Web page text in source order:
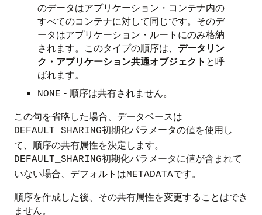
のデータはアプリケーション・コンテナ内の
すべてのコンテナに対して同じです。そのデ
ータはアプリケーション・ルートにのみ格納
されます。このタイプの順序は、 データリン
ク・アプリケーション共通オブジェクト と呼
ばれます。
NONE - 順序は共有されません。
この句を省略した場合、データベースは
DEFAULT_SHARING初期化パラメータの値を使用し
て、順序の共有属性を決定します。
DEFAULT_SHARING初期化パラメータに値が含まれて
いない場合、デフォルトはMETADATAです。
順序を作成した後、その共有属性を変更することはでき
ません。